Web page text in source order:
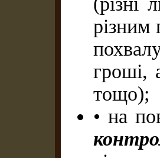
різним
гроші,
тощо);
• на